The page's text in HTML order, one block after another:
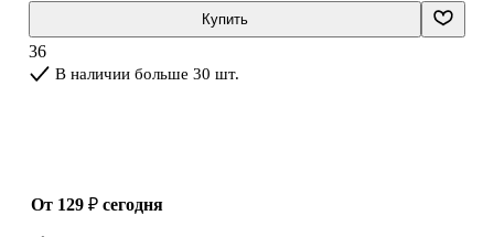
Купить
36
В наличии больше 30 шт.
от 129 ₽ сегодня